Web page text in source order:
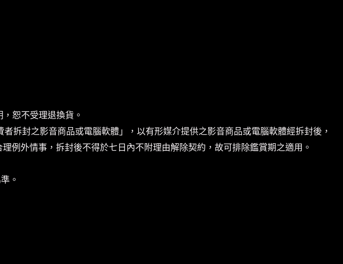
恕不受理退換貨。
拆封之影音商品或電腦軟體」，以有形媒介提供之影音商品或電腦軟體經拆封後，
例外情事，拆封後不得於七日內不附理由解除契約，故可排除鑑賞期之適用。
。